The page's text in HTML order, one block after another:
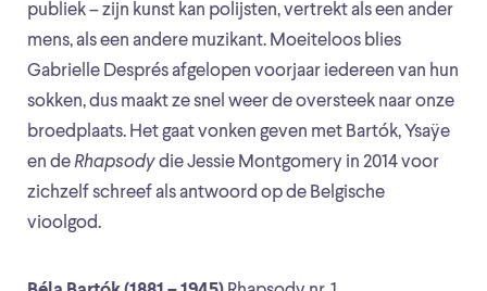
publiek – zijn kunst kan polijsten, vertrekt als een ander
mens, als een andere muzikant. Moeiteloos blies
Gabrielle Després afgelopen voorjaar iedereen van hun
sokken, dus maakt ze snel weer de oversteek naar onze
broedplaats. Het gaat vonken geven met Bartók, Ysaÿe
en deRhapsodydie Jessie Montgomery in 2014 voor
zichzelf schreef als antwoord op de Belgische
vioolgod.